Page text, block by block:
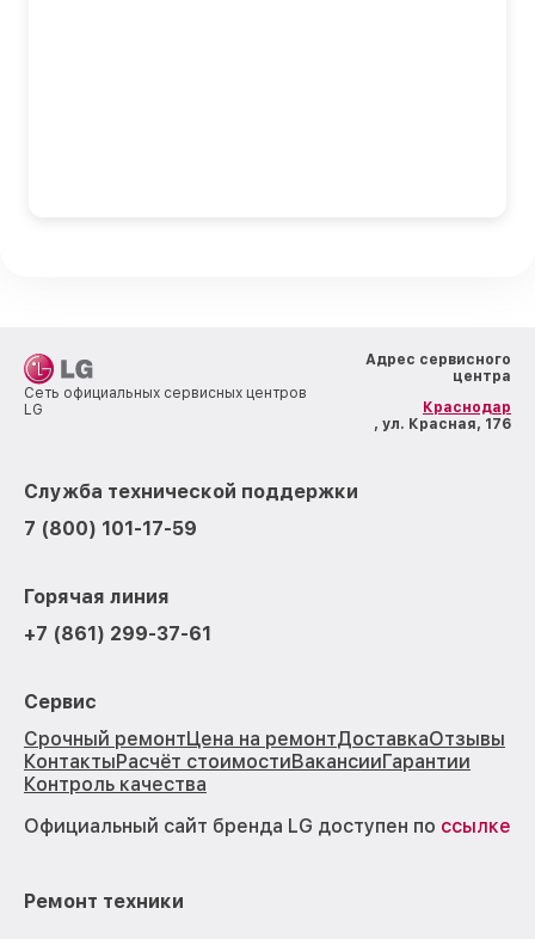
Сеть официальных сервисных центров
LG
Адрес сервисного
центра
Краснодар
, ул. Красная, 176
Служба технической поддержки
7 (800) 101-17-59
Горячая линия
+7 (861) 299-37-61
Сервис
Срочный ремонтЦена на ремонтДоставкаОтзывы
КонтактыРасчёт стоимостиВакансииГарантии
Контроль качества
Официальный сайт бренда LG доступен по ссылке
Ремонт техники